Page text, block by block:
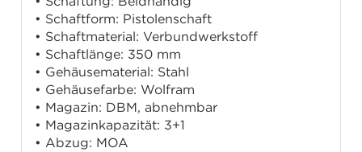
• Schaftform: Pistolenschaft
• Schaftmaterial: Verbundwerkstoff
• Schaftlänge: 350 mm
• Gehäusematerial: Stahl
• Gehäusefarbe: Wolfram
• Magazin: DBM, abnehmbar
• Magazinkapazität: 3+1
• Abzug: MOA